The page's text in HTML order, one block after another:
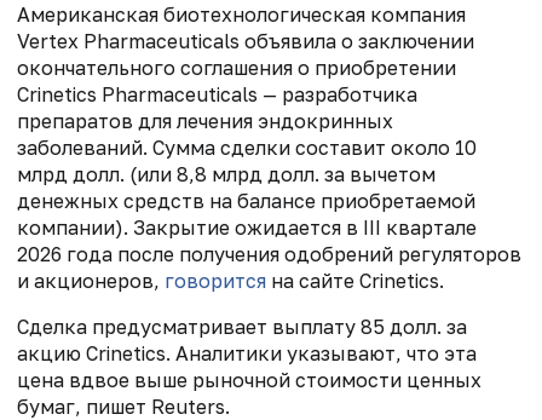
Американская биотехнологическая компания
Vertex Pharmaceuticals объявила о заключении
окончательного соглашения о приобретении
Crinetics Pharmaceuticals — разработчика
препаратов для лечения эндокринных
заболеваний. Сумма сделки составит около 10
млрд долл. (или 8,8 млрд долл. за вычетом
денежных средств на балансе приобретаемой
компании). Закрытие ожидается в III квартале
2026 года после получения одобрений регуляторов
и акционеров, говорится на сайте Crinetics.
Сделка предусматривает выплату 85 долл. за
акцию Crinetics. Аналитики указывают, что эта
цена вдвое выше рыночной стоимости ценных
бумаг, пишет Reuters.